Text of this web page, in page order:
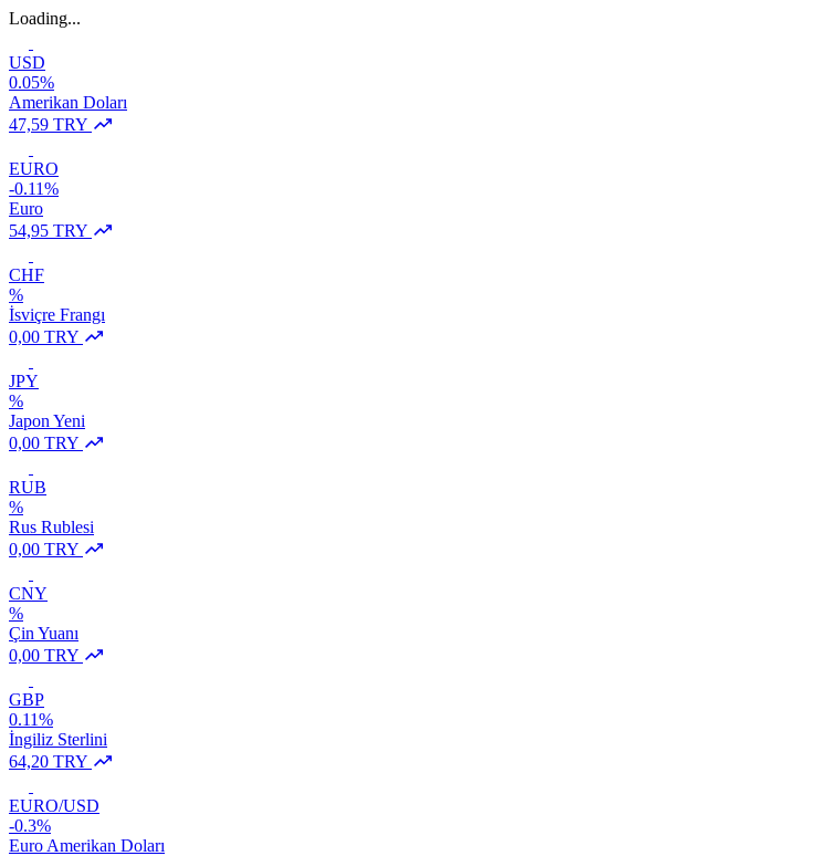
Loading...
USD
0.05%
Amerikan Doları
47,59 TRY
EURO
-0.11%
Euro
54,95 TRY
CHF
%
İsviçre Frangı
0,00 TRY
JPY
%
Japon Yeni
0,00 TRY
RUB
%
Rus Rublesi
0,00 TRY
CNY
%
Çin Yuanı
0,00 TRY
GBP
0.11%
İngiliz Sterlini
64,20 TRY
EURO/USD
-0.3%
Euro Amerikan Doları